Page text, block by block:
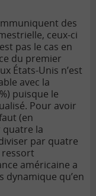
des
ceux-ci
pas le cas en
du premier
États-Unis n’est
avec la
puisque le
Pour avoir
(en
la
par quatre
ressort
américaine a
dynamique qu’en